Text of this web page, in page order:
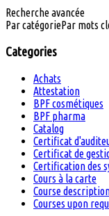
Recherche avancée
Par catégoriePar mots
Categories
Achats
Attestation
BPF cosmétiques
BPF pharma
Catalog
Certificat
Certificat de
Certification des
Cours à la carte
Course
Courses upon